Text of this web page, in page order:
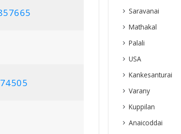
Saravanai
Mathakal
Palali
USA
Kankesanturai
Varany
Kuppilan
Anaicoddai